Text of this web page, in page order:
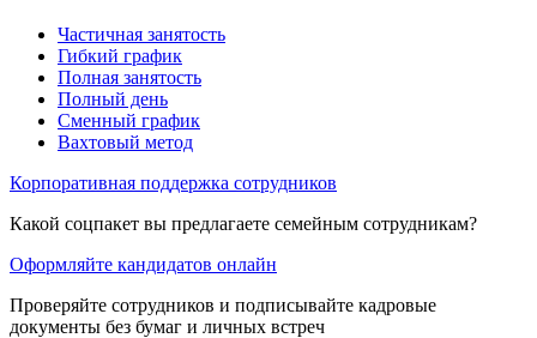
Частичная занятость
Гибкий график
Полная занятость
Полный день
Сменный график
Вахтовый метод
Корпоративная поддержка сотрудников
Какой соцпакет вы предлагаете семейным сотрудникам?
Оформляйте кандидатов онлайн
Проверяйте сотрудников и подписывайте кадровые
документы без бумаг и личных встреч